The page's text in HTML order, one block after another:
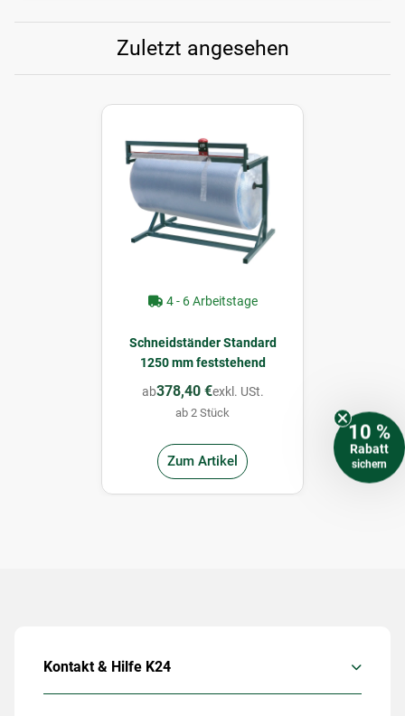
Zuletzt angesehen
4 - 6 Arbeitstage
Schneidständer Standard
1250 mm feststehend
ab378,40 €exkl. USt.
ab 2 Stück
Zum Artikel
Kontakt & Hilfe K24
10 %
Rabatt
sichern